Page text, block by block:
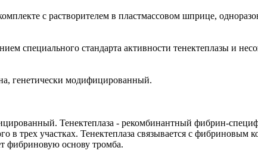
с растворителем в пластмассовом шприце,
специального стандарта активности тенектеплазы и
генетически модифицированный.
Тенектеплаза - рекомбинантный фибрин-
в трех участках. Тенектеплаза связывается с фибриновым
фибриновую основу тромба.